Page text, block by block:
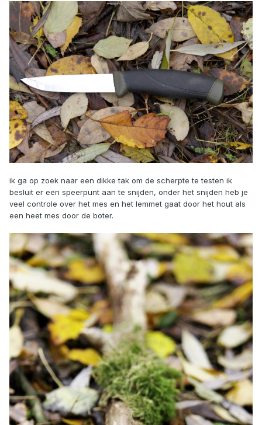
ik ga op zoek naar een dikke tak om de scherpte te testen ik
besluit er een speerpunt aan te snijden, onder het snijden heb je
veel controle over het mes en het lemmet gaat door het hout als
een heet mes door de boter.